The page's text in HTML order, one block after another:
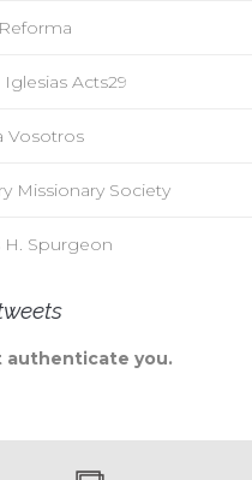
Iglesias Acts29
Vosotros
Missionary Society
H. Spurgeon
authenticate you.